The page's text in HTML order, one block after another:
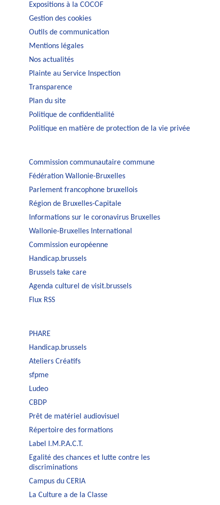
Expositions à la COCOF
Gestion des cookies
Outils de communication
Mentions légales
Nos actualités
Plainte au Service Inspection
Transparence
Plan du site
Politique de confidentialité
Politique en matière de protection de la vie privée
Commission communautaire commune
Fédération Wallonie-Bruxelles
Parlement francophone bruxellois
Région de Bruxelles-Capitale
Informations sur le coronavirus Bruxelles
Wallonie-Bruxelles International
Commission européenne
Handicap.brussels
Brussels take care
Agenda culturel de visit.brussels
Flux RSS
PHARE
Handicap.brussels
Ateliers Créatifs
sfpme
Ludeo
CBDP
Prêt de matériel audiovisuel
Répertoire des formations
Label I.M.P.A.C.T.
Egalité des chances et lutte contre les
discriminations
Campus du CERIA
La Culture a de la Classe